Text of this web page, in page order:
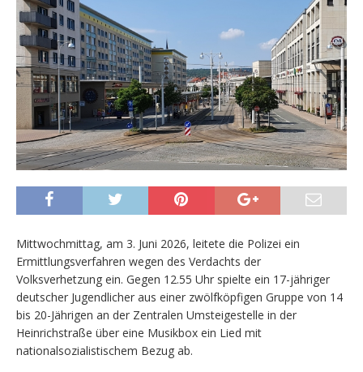
Mittwochmittag, am 3. Juni 2026, leitete die Polizei ein
Ermittlungsverfahren wegen des Verdachts der
Volksverhetzung ein. Gegen 12.55 Uhr spielte ein 17-jähriger
deutscher Jugendlicher aus einer zwölfköpfigen Gruppe von 14
bis 20-Jährigen an der Zentralen Umsteigestelle in der
Heinrichstraße über eine Musikbox ein Lied mit
nationalsozialistischem Bezug ab.